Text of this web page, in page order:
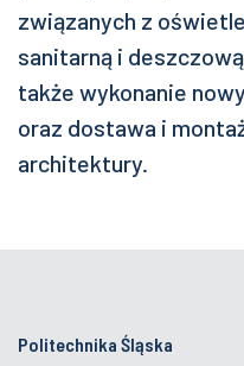
związanych z
sanitarną i
także wykonanie
oraz dostawa i
architektury.
Politechnika Śląska